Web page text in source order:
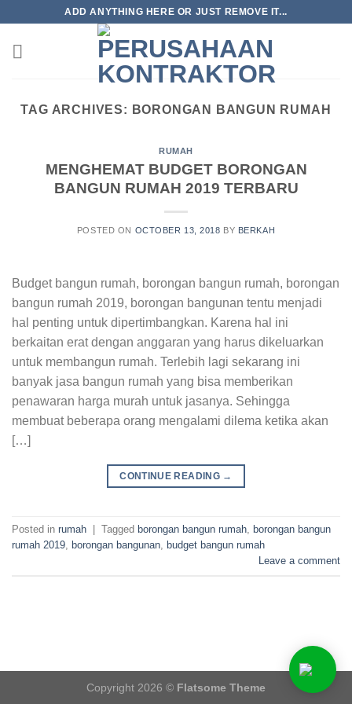
content
ADD ANYTHING HERE OR JUST REMOVE IT...
TAG ARCHIVES: BORONGAN BANGUN RUMAH
RUMAH
MENGHEMAT BUDGET BORONGAN
BANGUN RUMAH 2019 TERBARU
POSTED ON OCTOBER 13, 2018 BY BERKAH
Budget bangun rumah, borongan bangun rumah, borongan
bangun rumah 2019, borongan bangunan tentu menjadi
hal penting untuk dipertimbangkan. Karena hal ini
berkaitan erat dengan anggaran yang harus dikeluarkan
untuk membangun rumah. Terlebih lagi sekarang ini
banyak jasa bangun rumah yang bisa memberikan
penawaran harga murah untuk jasanya. Sehingga
membuat beberapa orang mengalami dilema ketika akan
[…]
CONTINUE READING →
Posted in rumah Tagged borongan bangun rumah
borongan bangun
rumah 2019
borongan bangunan
budget bangun rumah
Leave a comment
Copyright 2026 © Flatsome Theme